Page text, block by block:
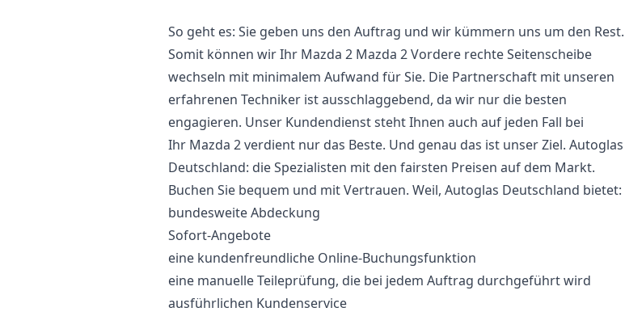
So geht es: Sie geben uns den Auftrag und wir kümmern uns um den Rest.
Somit können wir Ihr Mazda 2 Mazda 2 Vordere rechte Seitenscheibe
wechseln mit minimalem Aufwand für Sie. Die Partnerschaft mit unseren
erfahrenen Techniker ist ausschlaggebend, da wir nur die besten
engagieren. Unser Kundendienst steht Ihnen auch auf jeden Fall bei
Ihr Mazda 2 verdient nur das Beste. Und genau das ist unser Ziel. Autoglas
Deutschland: die Spezialisten mit den fairsten Preisen auf dem Markt.
Buchen Sie bequem und mit Vertrauen. Weil, Autoglas Deutschland bietet:
bundesweite Abdeckung
Sofort-Angebote
eine kundenfreundliche Online-Buchungsfunktion
eine manuelle Teileprüfung, die bei jedem Auftrag durchgeführt wird
ausführlichen Kundenservice